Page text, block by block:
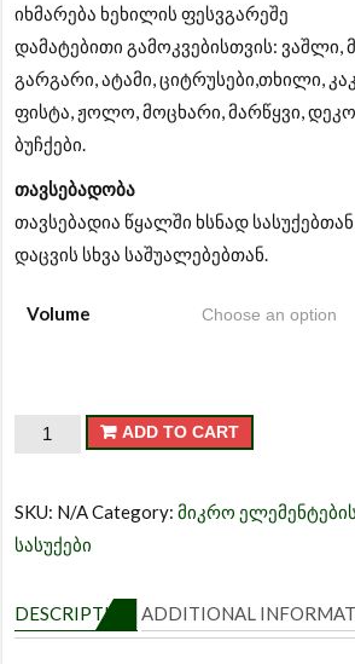
იხმარება ხეხილის ფესვგარეშე
დამატებითი გამოკვებისთვის: ვაშლი,
გარგარი, ატამი, ციტრუსები,თხილი,
ფისტა, ჟოლო, მოცხარი, მარწყვი,
ბუჩქები.
თავსებადობა
თავსებადია წყალში ხსნად
დაცვის სხვა საშუალებებთან.
Volume
ავანგარდი
quantity
ADD TO CART
SKU: N/ACategory:მიკრო
სასუქები
DESCRIPTION ADDITIONAL